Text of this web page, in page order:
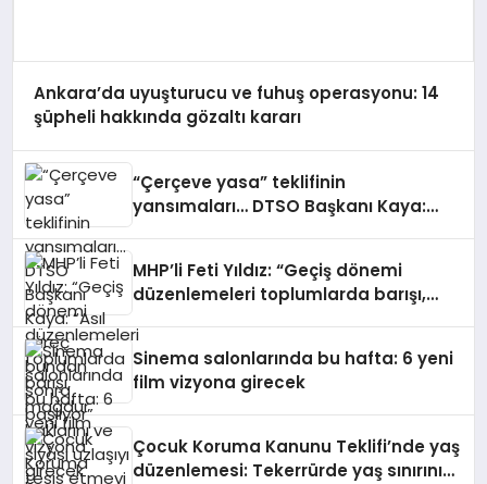
Ankara’da uyuşturucu ve fuhuş operasyonu: 14
şüpheli hakkında gözaltı kararı
“Çerçeve yasa” teklifinin
yansımaları… DTSO Başkanı Kaya:
MHP’li Feti Yıldız: “Geçiş dönemi
düzenlemeleri toplumlarda barışı,
tesis etmeyi amaçlayan bir dizi
mekanizmalar bütünüdür”
Sinema salonlarında bu hafta: 6 yeni
film vizyona girecek
Çocuk Koruma Kanunu Teklifi’nde yaş
düzenlemesi: Tekerrürde yaş sınırını